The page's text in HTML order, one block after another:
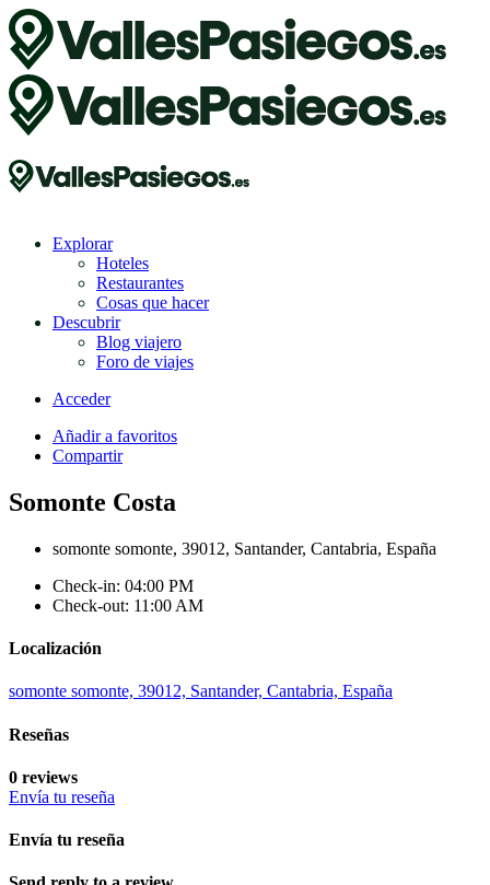
Explorar
Hoteles
Restaurantes
Cosas que hacer
Descubrir
Blog viajero
Foro de viajes
Acceder
Añadir a favoritos
Compartir
Somonte Costa
somonte somonte, 39012, Santander, Cantabria, España
Check-in: 04:00 PM
Check-out: 11:00 AM
Localización
somonte somonte, 39012, Santander, Cantabria, España
Reseñas
0 reviews
Envía tu reseña
Envía tu reseña